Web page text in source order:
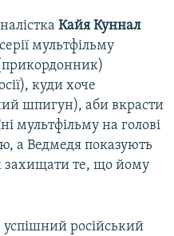
Кайя Куннал
мультфільму
куди хоче
шпигун), аби вкрасти
мультфільму на голові
а Ведмедя показують
те, що йому
російський